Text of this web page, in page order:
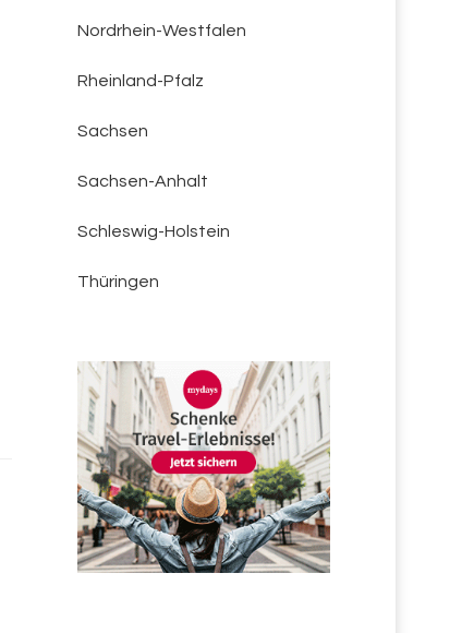
Nordrhein-Westfalen
Rheinland-Pfalz
Sachsen
Sachsen-Anhalt
Schleswig-Holstein
Thüringen